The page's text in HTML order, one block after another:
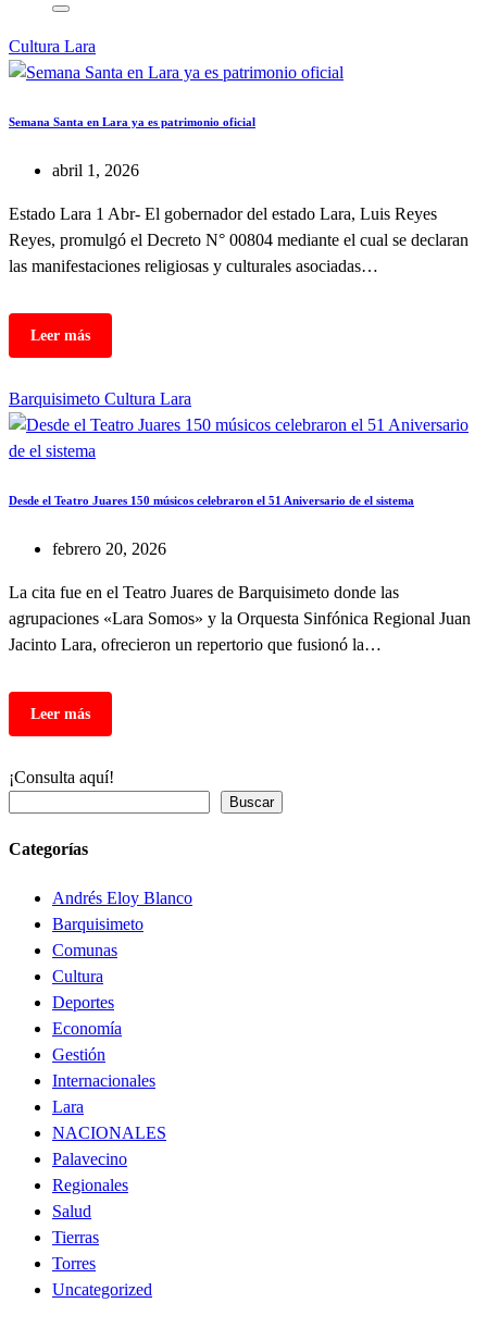
Cultura Lara
Semana Santa en Lara ya es patrimonio oficial
abril 1, 2026
Estado Lara 1 Abr- El gobernador del estado Lara, Luis Reyes
Reyes, promulgó el Decreto N° 00804 mediante el cual se declaran
las manifestaciones religiosas y culturales asociadas…
Barquisimeto Cultura Lara
Desde el Teatro Juares 150 músicos celebraron el 51 Aniversario de el sistema
febrero 20, 2026
La cita fue en el Teatro Juares de Barquisimeto donde las
agrupaciones «Lara Somos» y la Orquesta Sinfónica Regional Juan
Jacinto Lara, ofrecieron un repertorio que fusionó la…
¡Consulta aquí!
Buscar
Categorías
Andrés Eloy Blanco
Barquisimeto
Comunas
Cultura
Deportes
Economía
Gestión
Internacionales
Lara
NACIONALES
Palavecino
Regionales
Salud
Tierras
Torres
Uncategorized